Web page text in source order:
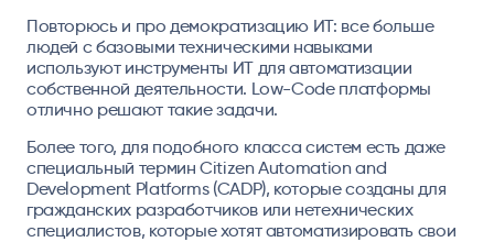
Повторюсь и про демократизацию ИТ: все больше
людей с базовыми техническими навыками
используют инструменты ИТ для автоматизации
собственной деятельности. Low-Code платформы
отлично решают такие задачи.
Более того, для подобного класса систем есть даже
специальный термин Citizen Automation and
Development Platforms (CADP), которые созданы для
гражданских разработчиков или нетехнических
специалистов, которые хотят автоматизировать свои